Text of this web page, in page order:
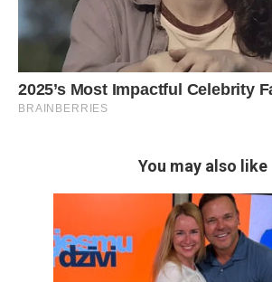
You may also like